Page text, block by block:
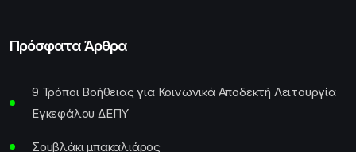
Πρόσφατα Άρθρα
9 Τρόποι Βοήθειας για Κοινωνικά Αποδεκτή Λειτουργία
Εγκεφάλου ΔΕΠΥ
Σουβλάκι μπακαλιάρος